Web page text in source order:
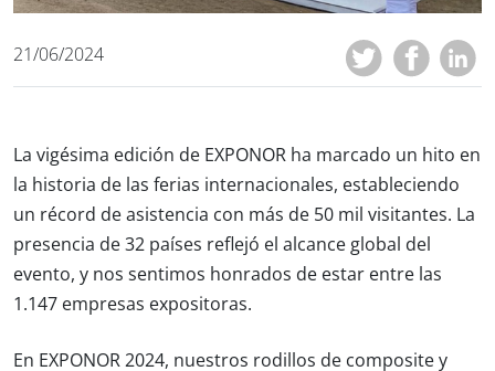
21/06/2024
La vigésima edición de EXPONOR ha marcado un hito en
la historia de las ferias internacionales, estableciendo
un récord de asistencia con más de 50 mil visitantes. La
presencia de 32 países reflejó el alcance global del
evento, y nos sentimos honrados de estar entre las
1.147 empresas expositoras.
En EXPONOR 2024, nuestros rodillos de composite y